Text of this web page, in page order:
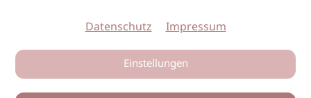
Datenschutz Impressum
Einstellungen